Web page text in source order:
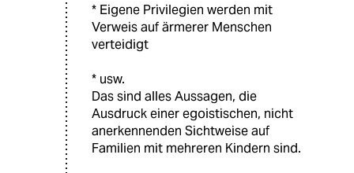
* Eigene Privilegien werden mit
Verweis auf ärmerer Menschen
verteidigt
* usw.
Das sind alles Aussagen, die
Ausdruck einer egoistischen, nicht
anerkennenden Sichtweise auf
Familien mit mehreren Kindern sind.